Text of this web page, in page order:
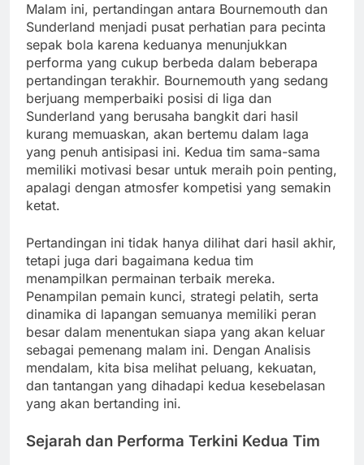
Malam ini, pertandingan antara Bournemouth dan
Sunderland menjadi pusat perhatian para pecinta
sepak bola karena keduanya menunjukkan
performa yang cukup berbeda dalam beberapa
pertandingan terakhir. Bournemouth yang sedang
berjuang memperbaiki posisi di liga dan
Sunderland yang berusaha bangkit dari hasil
kurang memuaskan, akan bertemu dalam laga
yang penuh antisipasi ini. Kedua tim sama-sama
memiliki motivasi besar untuk meraih poin penting,
apalagi dengan atmosfer kompetisi yang semakin
ketat.
Pertandingan ini tidak hanya dilihat dari hasil akhir,
tetapi juga dari bagaimana kedua tim
menampilkan permainan terbaik mereka.
Penampilan pemain kunci, strategi pelatih, serta
dinamika di lapangan semuanya memiliki peran
besar dalam menentukan siapa yang akan keluar
sebagai pemenang malam ini. Dengan Analisis
mendalam, kita bisa melihat peluang, kekuatan,
dan tantangan yang dihadapi kedua kesebelasan
yang akan bertanding ini.
Sejarah dan Performa Terkini Kedua Tim